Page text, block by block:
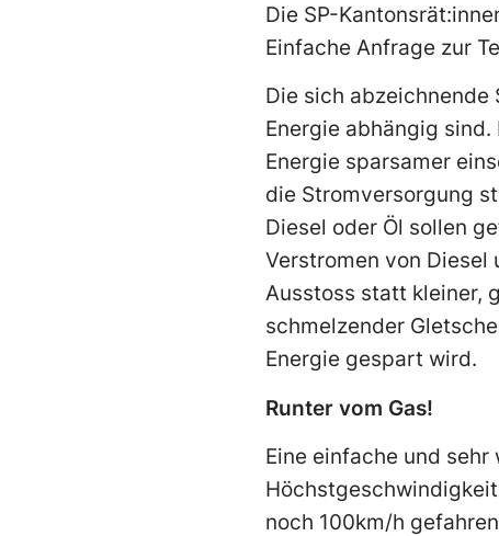
Die SP-
Einfache Anfrage zur
Die sich
Energie abhängig
Energie sparsamer
die Stromversorgung
Diesel oder Öl sollen
Verstromen von Diesel
Ausstoss statt kleiner,
schmelzender
Energie gespart wird.
Runter vom Gas!
Eine einfache und
noch 100km/h